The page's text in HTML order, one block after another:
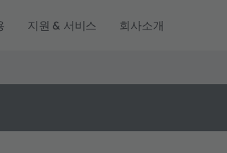
지원 & 서비스 회사소개